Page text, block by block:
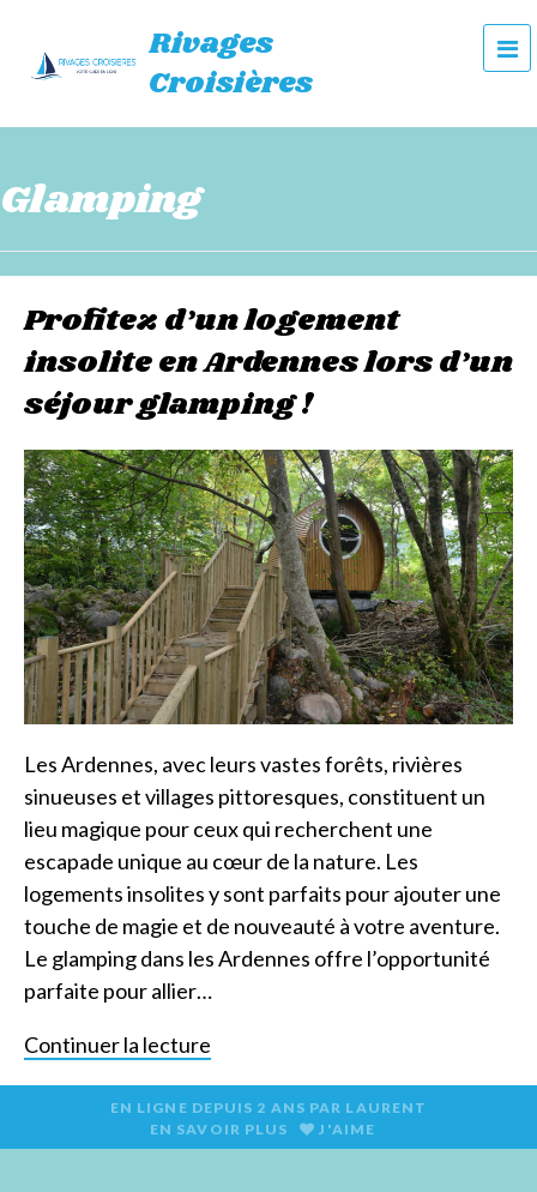
Rivages
Croisières
e
n
Glamping
Profitez d’un logement
insolite en Ardennes lors d’un
séjour glamping !
Les Ardennes, avec leurs vastes forêts, rivières
sinueuses et villages pittoresques, constituent un
lieu magique pour ceux qui recherchent une
escapade unique au cœur de la nature. Les
logements insolites y sont parfaits pour ajouter une
touche de magie et de nouveauté à votre aventure.
Le glamping dans les Ardennes offre l’opportunité
parfaite pour allier…
Continuer la lecture
EN LIGNE DEPUIS 2 ANS PAR LAURENT
EN SAVOIR PLUS
J'AIME